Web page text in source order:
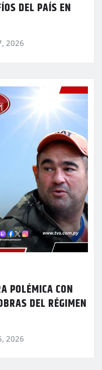
DEL PAÍS EN
2026
POLÉMICA CON
DEL RÉGIMEN
2026